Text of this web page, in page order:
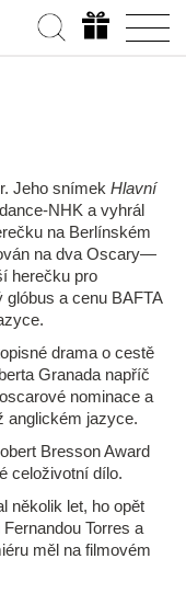
Jeho snímek Hlavní
NHK a vyhrál
na Berlínském
na dva Oscary—
herečku pro
glóbus a cenu BAFTA
drama o cestě
Granada napříč
nominace a
anglickém jazyce.
Bresson Award
celoživotní dílo.
několik let, ho opět
Torres a
měl na filmovém